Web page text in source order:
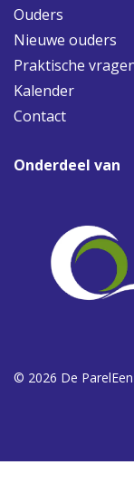
Ouders
Nieuwe ouders
Praktische
Kalender
Contact
Onderdeel van
© 2026 De ParelEen